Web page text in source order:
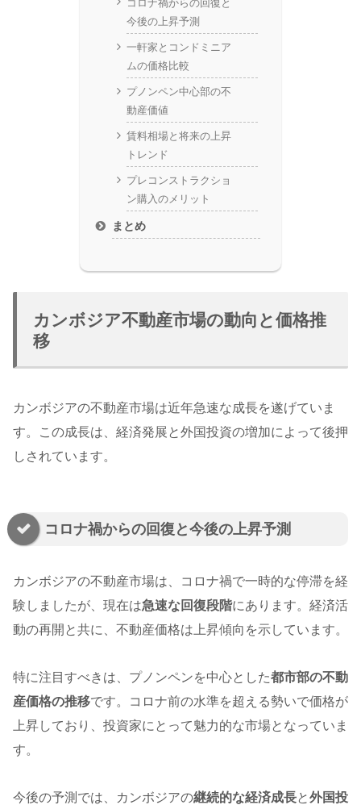
コロナ禍からの回復と
今後の上昇予測
一軒家とコンドミニア
ムの価格比較
プノンペン中心部の不
動産価値
賃料相場と将来の上昇
トレンド
プレコンストラクショ
ン購入のメリット
まとめ
カンボジア不動産市場の動向と価格推
移
カンボジアの不動産市場は近年急速な成長を遂げていま
す。この成長は、経済発展と外国投資の増加によって後押
しされています。
コロナ禍からの回復と今後の上昇予測
カンボジアの不動産市場は、コロナ禍で一時的な停滞を経
験しましたが、現在は急速な回復段階にあります。経済活
動の再開と共に、不動産価格は上昇傾向を示しています。
特に注目すべきは、プノンペンを中心とした都市部の不動
産価格の推移です。コロナ前の水準を超える勢いで価格が
上昇しており、投資家にとって魅力的な市場となっていま
す。
今後の予測では、カンボジアの継続的な経済成長と外国投